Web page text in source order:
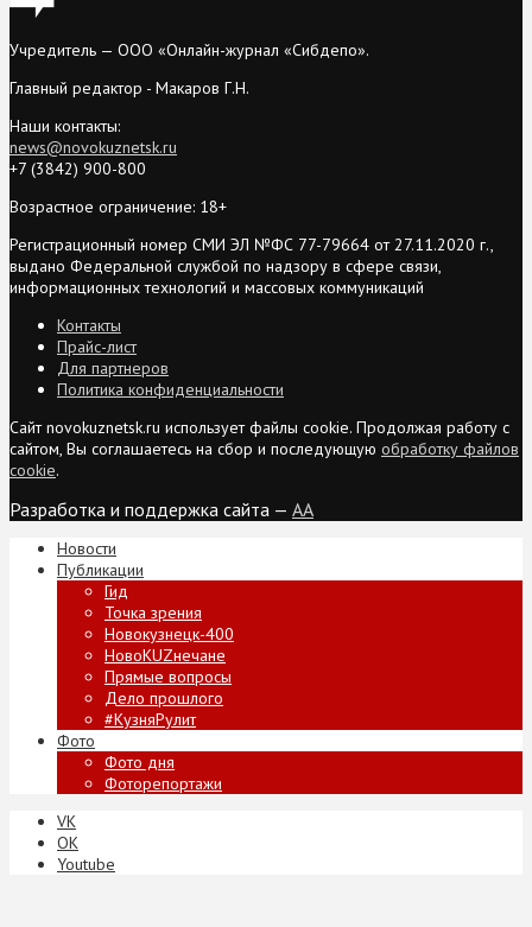
Учредитель — ООО «Онлайн-журнал «Сибдепо».
Главный редактор - Макаров Г.Н.
Наши контакты:
news@novokuznetsk.ru
+7 (3842) 900-800
Возрастное ограничение: 18+
Регистрационный номер СМИ ЭЛ №ФС 77-79664 от 27.11.2020 г.,
выдано Федеральной службой по надзору в сфере связи,
информационных технологий и массовых коммуникаций
Контакты
Прайс-лист
Для партнеров
Политика конфиденциальности
Сайт novokuznetsk.ru использует файлы cookie. Продолжая работу с
сайтом, Вы соглашаетесь на сбор и последующую обработку файлов
cookie.
Разработка и поддержка сайта — AA
Новости
Публикации
Гид
Точка зрения
Новокузнецк-400
НовоKUZнечане
Прямые вопросы
Дело прошлого
#КузняРулит
Фото
Фото дня
Фоторепортажи
VK
ОК
Youtube